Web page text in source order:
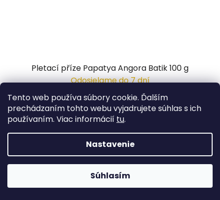
Tento web používa súbory cookie. Ďalším
prechádzaním tohto webu vyjadrujete súhlas s ich
používaním. Viac informácií tu.
Nastavenie
Súhlasím
Pletací příze Papatya Angora Batik 100 g
Odosielame do 7 dní
4,05 €/ ks
DETAIL